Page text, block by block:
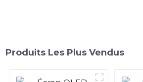
Produits Les Plus Vendus